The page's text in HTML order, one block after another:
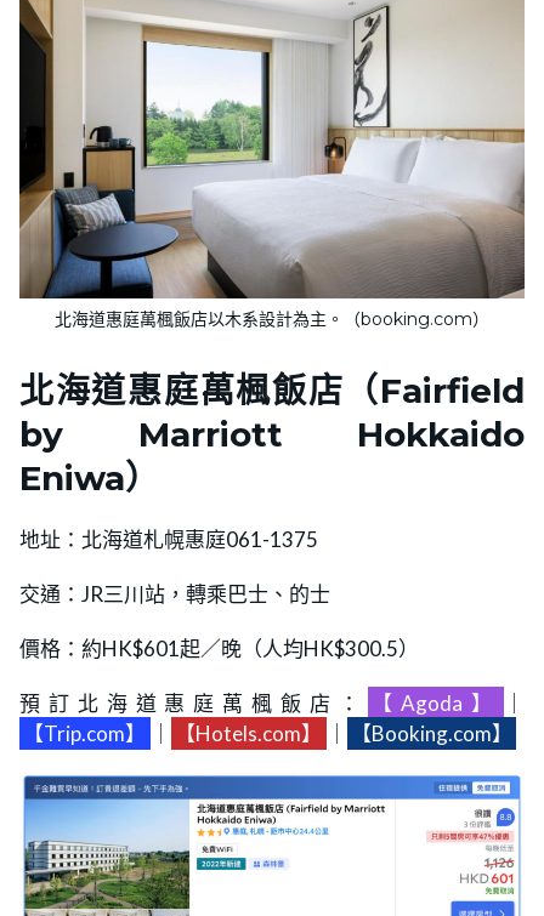
北海道惠庭萬楓飯店以木系設計為主。（booking.com）
北海道惠庭萬楓飯店（Fairfield
by Marriott Hokkaido
Eniwa）
地址：北海道札幌惠庭061-1375
交通：JR三川站，轉乘巴士、的士
價格：約HK$601起／晚（人均HK$300.5）
預訂北海道惠庭萬楓飯店： 【Agoda】
【Trip.com】
【Hotels.com】 【Booking.com】